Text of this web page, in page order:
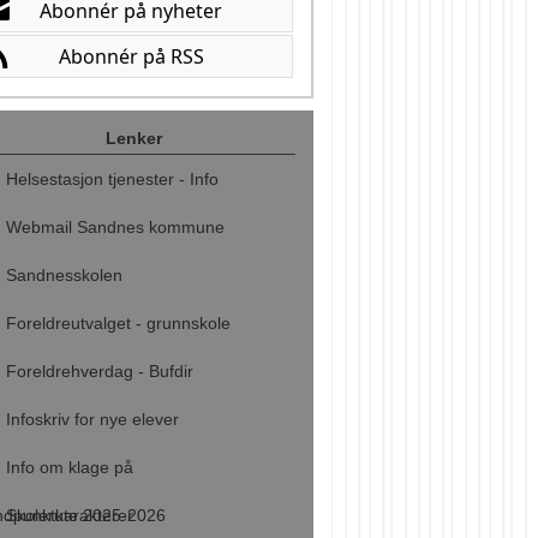
Lenker
Helsestasjon tjenester - Info
Webmail Sandnes kommune
Sandnesskolen
Foreldreutvalget - grunnskole
Foreldrehverdag - Bufdir
Infoskriv for nye elever
Info om klage på
Skolerute 2025-2026